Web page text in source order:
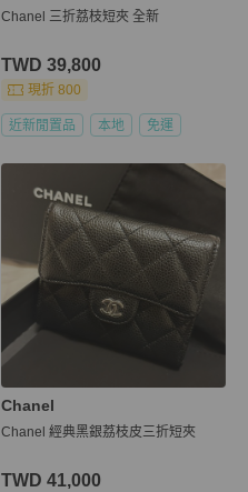
Chanel 三折荔枝短夾 全新
TWD 39,800
現折 800
近新閒置品 本地 免運
Chanel
Chanel 經典黑銀荔枝皮三折短夾
TWD 41,000